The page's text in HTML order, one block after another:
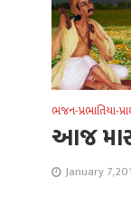
ભજન-પ્રભાતિયા-
આજ
January 7,